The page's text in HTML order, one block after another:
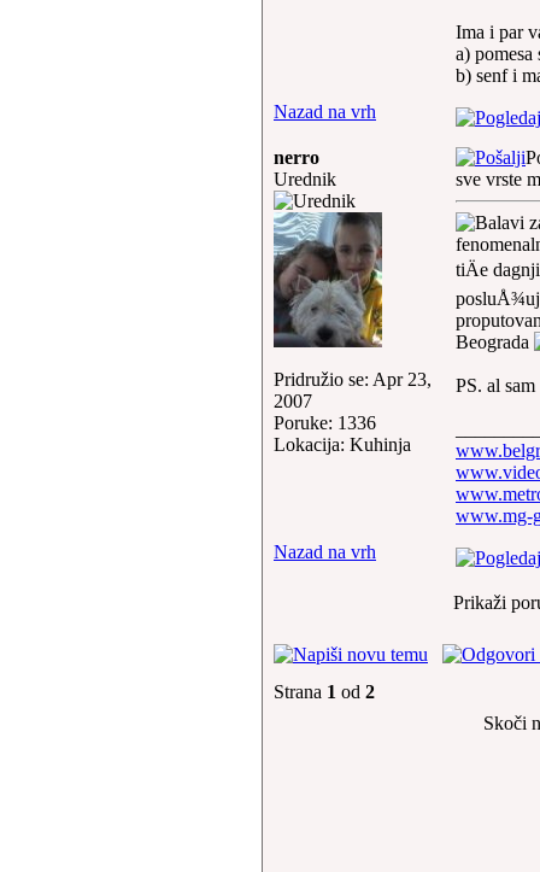
Ima i par
a) pomesa
b) senf i
Nazad na vrh
nerro
Urednik
Pridružio se: Apr 23,
2007
Poruke: 1336
Lokacija: Kuhinja
sve vrste
tiÄe
Beograda
PS. al
www.mg-
Nazad na vrh
Prikaži
Strana 1 od 2
Skoči